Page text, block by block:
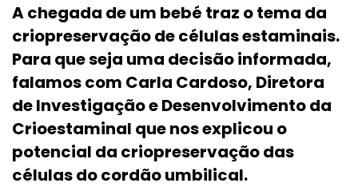
A chegada de um bebé traz o tema da
criopreservação de células estaminais.
Para que seja uma decisão informada,
falamos com Carla Cardoso, Diretora
de Investigação e Desenvolvimento da
Crioestaminal que nos explicou o
potencial da criopreservação das
células do cordão umbilical.